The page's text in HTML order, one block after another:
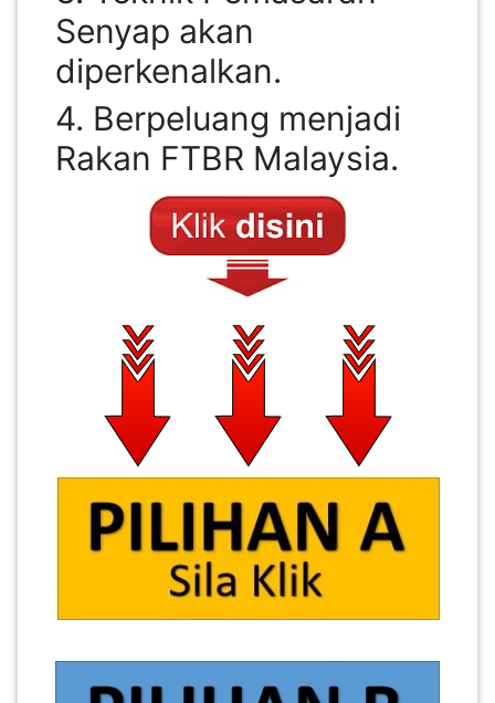
Senyap akan
diperkenalkan.
4. Berpeluang menjadi
Rakan FTBR Malaysia.
LUMPUR(16)
PUTRAJAYA(9)
LABUAN(2)
SINGAPORE(0)